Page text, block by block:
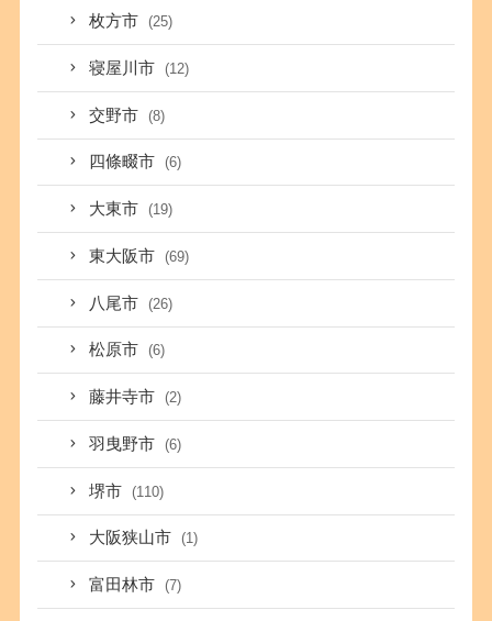
枚方市 (25)
寝屋川市 (12)
交野市 (8)
四條畷市 (6)
大東市 (19)
東大阪市 (69)
八尾市 (26)
松原市 (6)
藤井寺市 (2)
羽曳野市 (6)
堺市 (110)
大阪狭山市 (1)
富田林市 (7)